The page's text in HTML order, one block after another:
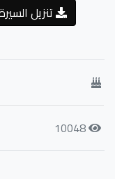
تنزيل
10048